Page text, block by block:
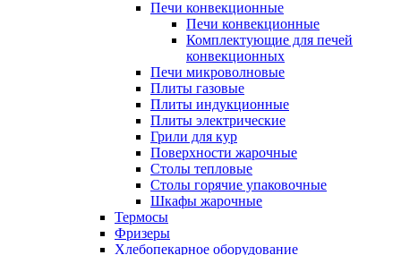
Печи конвекционные
Печи конвекционные
Комплектующие для печей
конвекционных
Печи микроволновые
Плиты газовые
Плиты индукционные
Плиты электрические
Грили для кур
Поверхности жарочные
Столы тепловые
Столы горячие упаковочные
Шкафы жарочные
Термосы
Фризеры
Хлебопекарное оборудование